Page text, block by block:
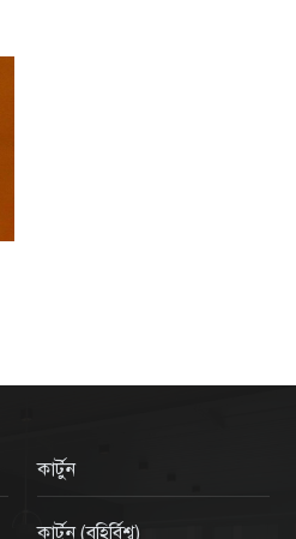
কার্টুন
কার্টুন (বহির্বিশ্ব)